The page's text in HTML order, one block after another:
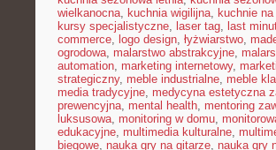
wielkanocna, kuchnia wigilijna, kuchnie
kursy specjalistyczne, laser tag, last
commerce, logo design, łyżwiarstwo,
ogrodowa, malarstwo abstrakcyjne,
automation, marketing internetowy,
strategiczny, meble industrialne, meble
media tradycyjne, medycyna estetyczna
prewencyjna, mental health, mentoring
luksusowa, monitoring w domu,
edukacyjne, multimedia kulturalne,
biegowe, nauka gry na gitarze, nauka gry